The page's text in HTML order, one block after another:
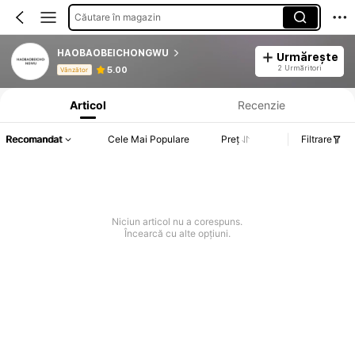
Căutare în magazin
HAOBAOBEICHONGWU
Vânzător 5.00
Urmărește
2 Urmăritori
Informații despre produs: Divulgarea prețului, detalii privind vânzările și stocul.
Articol Recenzie
Recomandat Cele Mai Populare Preț Filtrare
Niciun articol nu a corespuns.
Încearcă cu alte opțiuni.